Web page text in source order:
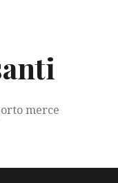
merce